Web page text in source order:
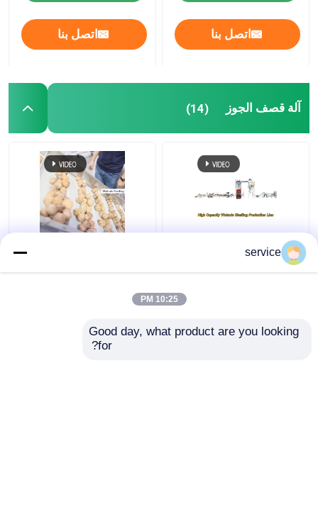
اتصل بنا اتصل بنا
آلة قصف الجوز (14)
آلة قصف الجوز
الأوتوماتيكية مع فصل
service
10:25 PM
Good day, what product are you looking
for?